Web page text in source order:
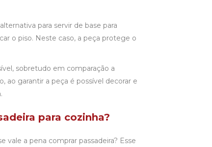
para servir de base para
o piso. Neste caso, a peça protege o
sobretudo em comparação a
ao garantir a peça é possível decorar e
para cozinha?
vale a pena comprar passadeira? Esse